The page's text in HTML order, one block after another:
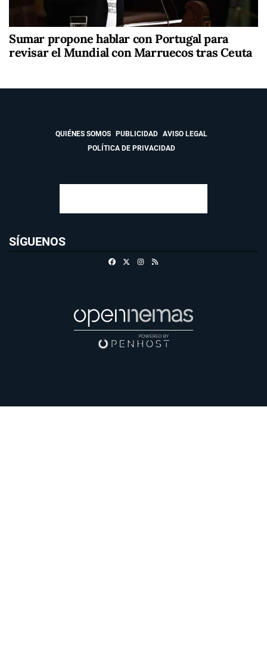
Sumar propone hablar con Portugal para
revisar el Mundial con Marruecos tras Ceuta
QUIÉNES SOMOS PUBLICIDAD
AVISO LEGAL
POLÍTICA DE PRIVACIDAD
SÍGUENOS
FacebookInstagram